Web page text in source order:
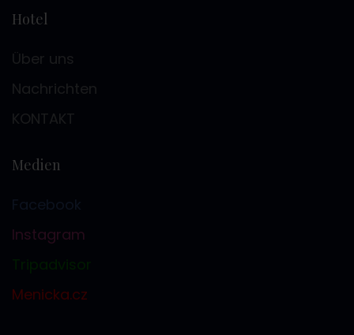
Hotel
Über uns
Nachrichten
KONTAKT
Medien
Facebook
Instagram
Tripadvisor
Menicka.cz